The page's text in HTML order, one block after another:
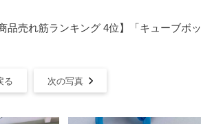
品売れ筋ランキング 4位】「キューブボッ
る 次の写真